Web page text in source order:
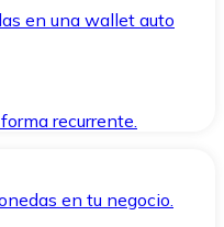
en una wallet auto
recurrente.
en tu negocio.